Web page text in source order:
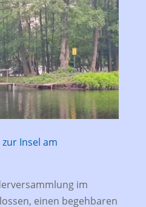
Insel am
im
einen begehbaren